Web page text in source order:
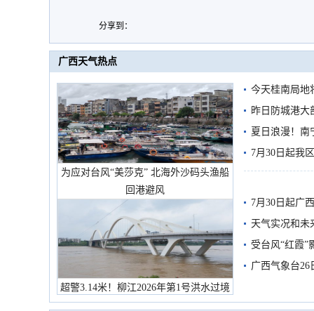
分享到：
广西天气热点
为应对台风“美莎克” 北海外沙码头渔船
回港避风
超警3.14米！柳江2026年第1号洪水过境
市民在堤岸见证汛况
今天桂南局地
需继续防范
昨日防城港大
雨
夏日浪漫！南
7月30日起我
7月30日起广
天气实况和未
受台风“红霞”
有较强降雨
广西气象台26